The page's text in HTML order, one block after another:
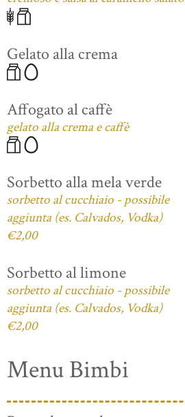
Gelato alla crema
Affogato al caffè
gelato alla crema e caffè
Sorbetto alla mela verde
sorbetto al cucchiaio - possibile
aggiunta (es. Calvados, Vodka)
€2,00
Sorbetto al limone
sorbetto al cucchiaio - possibile
aggiunta (es. Calvados, Vodka)
€2,00
Menu Bimbi